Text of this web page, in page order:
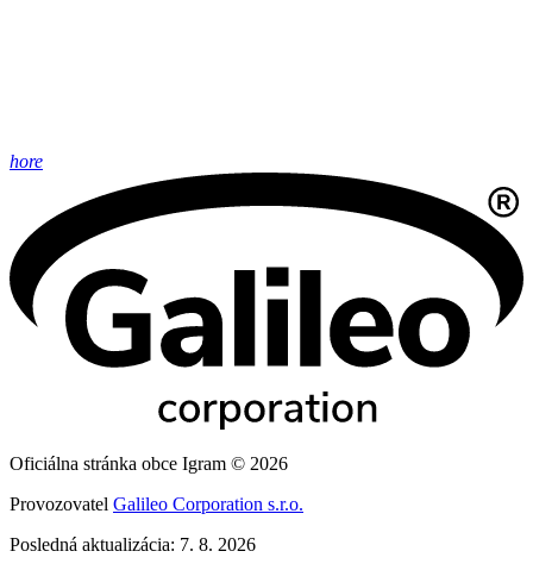
hore
Oficiálna stránka obce Igram © 2026
Provozovatel Galileo Corporation s.r.o.
Posledná aktualizácia: 7. 8. 2026